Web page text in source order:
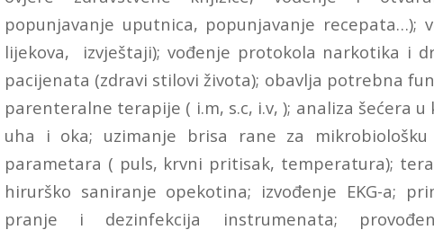
popunjavanje uputnica, popunjavanje recepata…);
lijekova, izvještaji); vođenje protokola narkotika i
pacijenata (zdravi stilovi života); obavlja potrebna
parenteralne terapije ( i.m, s.c, i.v, ); analiza šećera
uha i oka; uzimanje brisa rane za
parametara ( puls, krvni pritisak, temperatura);
hirurško saniranje opekotina; izvođenje EKG-a;
pranje i dezinfekcija instrumenata;